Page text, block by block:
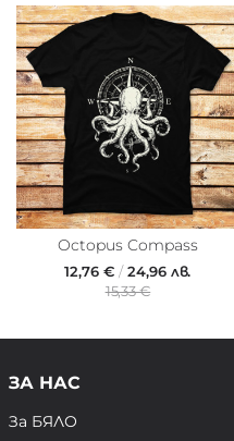
Octopus Compass
12,76 € /24,96 лв.
15,33 €
ЗА НАС
За БЯЛО